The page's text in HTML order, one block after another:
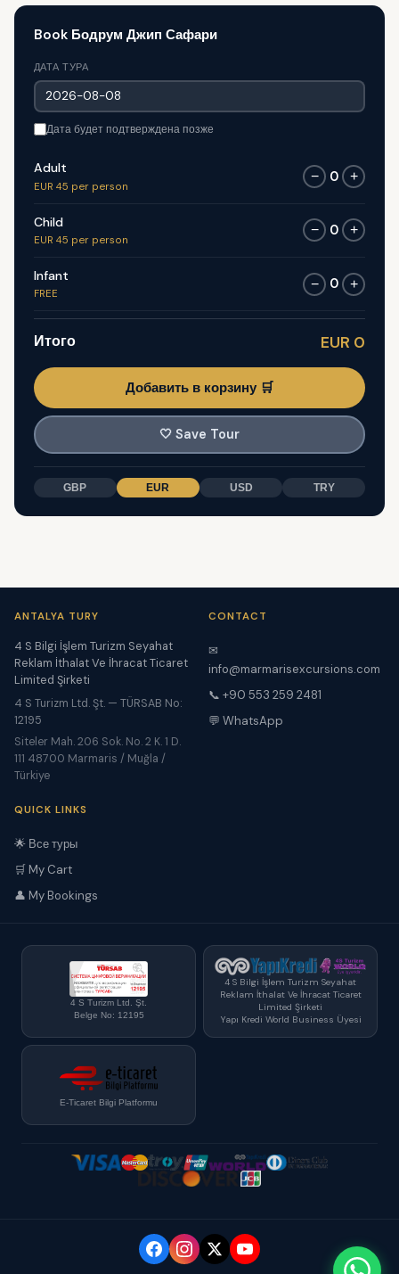
Book Бодрум Джип Сафари
ДАТА ТУРА
Дата будет подтверждена позже
Adult
EUR 45 per person
− 0 +
Child
EUR 45 per person
− 0 +
Infant
FREE
− 0 +
Итого EUR 0
Добавить в корзину 🛒
🤍 Save Tour
GBP EUR USD TRY
ANTALYA TURY
4 S Bilgi İşlem Turizm Seyahat
Reklam İthalat Ve İhracat Ticaret
Limited Şirketi
4 S Turizm Ltd. Şt. — TÜRSAB No:
12195
Siteler Mah. 206 Sok. No. 2 K. 1 D.
111 48700 Marmaris / Muğla /
Türkiye
CONTACT
✉
info@marmarisexcursions.com
📞 +90 553 259 2481
💬 WhatsApp
QUICK LINKS
🌟 Все туры
🛒 My Cart
👤 My Bookings
4 S Turizm Ltd. Şt.
Belge No: 12195
4 S Bilgi İşlem Turizm Seyahat
Reklam İthalat Ve İhracat Ticaret
Limited Şirketi
Yapı Kredi World Business Üyesi
E-Ticaret Bilgi Platformu